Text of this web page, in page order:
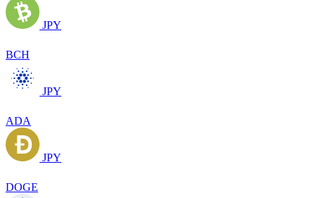
JPY
BCH
JPY
ADA
JPY
DOGE